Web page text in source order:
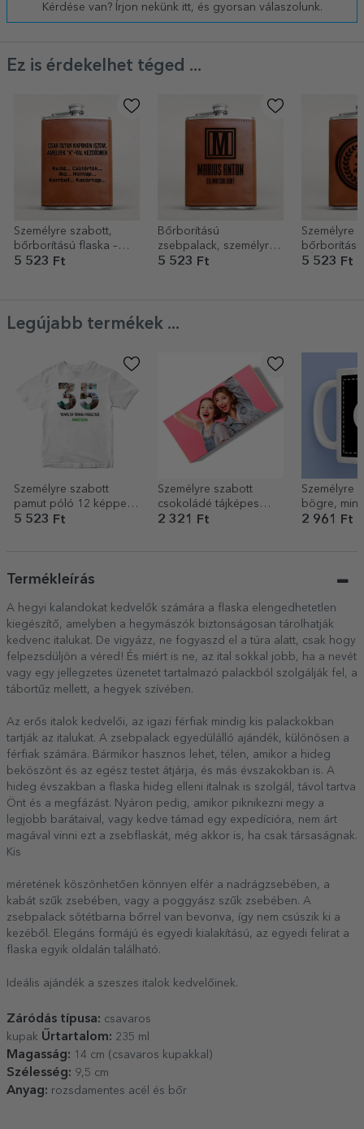
Kérdése van? Írjon nekünk itt, és gyorsan válaszolunk.
Ez is érdekelhet téged ...
Személyre szabott,
bőrborítású flaska –
Csak azt iszom...
5 523 Ft
Bőrborítású
zsebpalack, személyre
szabott üzenettel és
5 523 Ft
Személyre
- Évforduló
5 523 Ft
Legújabb termékek ...
Személyre szabott
pamut póló 12 képpel
és üzenettel – 35 éves
5 523 Ft
Személyre szabott
csokoládé tájképes
fotóval és szöveggel
2 321 Ft
Személyre
bögre,
a saját
2 961 Ft
Termékleírás
A hegyi kalandokat kedvelők számára a flaska elengedhetetlen
kiegészítő, amelyben a hegymászók biztonságosan tárolhatják
kedvenc italukat. De vigyázz, ne fogyaszd el a túra alatt, csak hogy
felpezsdüljön a véred! És miért is ne, az ital sokkal jobb, ha a nevét
vagy egy jellegzetes üzenetet tartalmazó palackból szolgálják fel, a
tábortűz mellett, a hegyek szívében.
Az erős italok kedvelői, az igazi férfiak mindig kis palackokban
tartják az italukat. A zsebpalack egyedülálló ajándék, különösen a
férfiak számára. Bármikor hasznos lehet, télen, amikor a hideg
beköszönt és az egész testet átjárja, és más évszakokban is. A
hideg évszakban a flaska hideg elleni italnak is szolgál, távol tartva
Önt és a megfázást. Nyáron pedig, amikor piknikezni megy a
legjobb barátaival, vagy kedve támad egy expedícióra, nem árt
magával vinni ezt a zsebflaskát, még akkor is, ha csak társaságnak.
Kis
méretének köszönhetően könnyen elfér a nadrágzsebében, a
kabát szűk zsebében, vagy a poggyász szűk zsebében. A
zsebpalack sötétbarna bőrrel van bevonva, így nem csúszik ki a
kezéből. Elegáns formájú és egyedi kialakítású, az egyedi felirat a
flaska egyik oldalán található.
Ideális ajándék a szeszes italok kedvelőinek.
Záródás típusa: csavaros
kupak Űrtartalom: 235 ml
Magasság: 14 cm (csavaros kupakkal)
Szélesség: 9,5 cm
Anyag: rozsdamentes acél és bőr